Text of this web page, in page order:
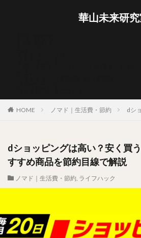
華山未来研
HOME ノマド｜生活費・節約 dシ
dショッピングは高い？安く買
すすめ商品を節約目線で解説
ノマド｜生活費・節約, ライフハック